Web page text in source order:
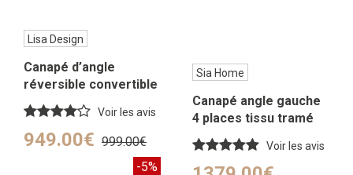
Lisa Design
Canapé d’angle
réversible convertible
4 places en tissu bleu
ardoise
Voir les avis
949.00€ 999.00€
-5%
Sia Home
Canapé angle gauche
4 places tissu tramé
toucher doux beige
Voir les avis